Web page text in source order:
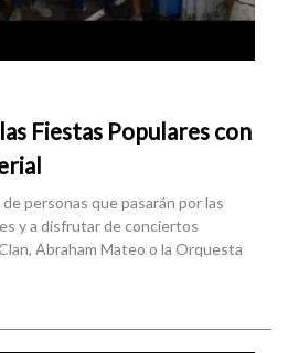
Fiestas Populares con
personas que pasarán por las
y a disfrutar de conciertos
Abraham Mateo o la Orquesta